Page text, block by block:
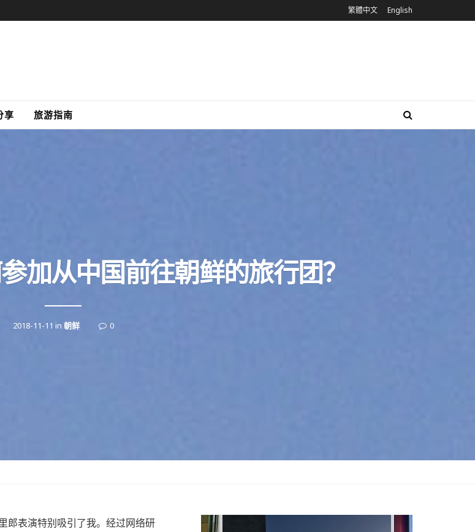
繁體中文 English
享 旅游指南
加从中国前往朝鲜的旅行团？
2018-11-11 in 朝鲜 0
郎表演特别吸引了我。经过网络研